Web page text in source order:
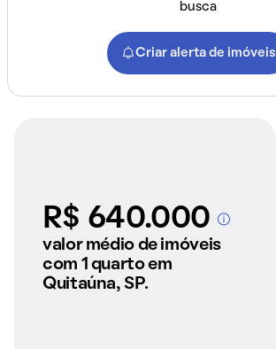
busca
Criar alerta de imóveis
R$ 640.000A partir dos imóveis
anunciados pelo
valor médio de imóveis
com 1 quarto em
Quitaúna, SP.